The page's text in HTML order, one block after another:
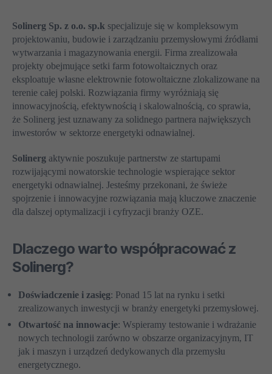
Solinerg Sp. z o.o. sp.k specjalizuje się w kompleksowym
projektowaniu, budowie i zarządzaniu przemysłowymi źródłami
wytwarzania i magazynowania energii. Firma zrealizowała
projekty obejmujące setki farm fotowoltaicznych oraz
eksploatuje własne elektrownie fotowoltaiczne zlokalizowane na
terenie całej polski. Rozwiązania firmy wyróżniają się
innowacyjnością, efektywnością i skalowalnością, co sprawia,
że Solinerg jest uznawany za solidnego partnera największych
inwestorów w sektorze energetyki odnawialnej.
Solinerg aktywnie poszukuje partnerstw ze startupami
rozwijającymi nowatorskie technologie wspierające sektor
energetyki odnawialnej. Jesteśmy przekonani, że świeże
spojrzenie i innowacyjne rozwiązania mają kluczowe znaczenie
dla dalszej optymalizacji i cyfryzacji branży OZE.
Dlaczego warto współpracować z
Solinerg?
Doświadczenie i zasięg: Ponad 15 lat na rynku i setki
zrealizowanych inwestycji w branży energetyki przemysłowej.
Otwartość na innowacje: Wspieramy testowanie i wdrażanie
nowych technologii zarówno w obszarze organizacyjnym, IT
jak i maszyn i urządzeń dedykowanych dla przemysłu
energetycznego.